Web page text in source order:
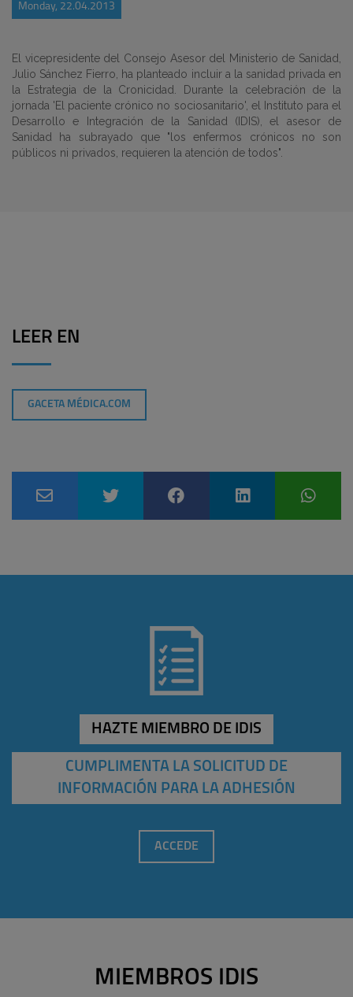
Monday, 22.04.2013
El vicepresidente del Consejo Asesor del Ministerio de Sanidad,
Julio Sánchez Fierro, ha planteado incluir a la sanidad privada en
la Estrategia de la Cronicidad. Durante la celebración de la
jornada 'El paciente crónico no sociosanitario', el Instituto para el
Desarrollo e Integración de la Sanidad (IDIS), el asesor de
Sanidad ha subrayado que "los enfermos crónicos no son
públicos ni privados, requieren la atención de todos".
LEER EN
GACETA MÉDICA.COM
HAZTE MIEMBRO DE IDIS
CUMPLIMENTA LA SOLICITUD DE
INFORMACIÓN PARA LA ADHESIÓN
ACCEDE
MIEMBROS IDIS